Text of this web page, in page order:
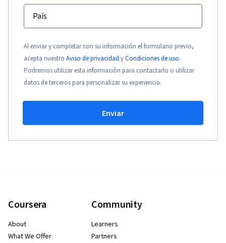
País
Al enviar y completar con su información el formulario previo,
acepta nuestro Aviso de privacidad yCondiciones de uso.
Podremos utilizar esta información para contactarlo o utilizar
datos de terceros para personalizar su experiencia.
Enviar
Coursera
About
What We Offer
Community
Learners
Partners